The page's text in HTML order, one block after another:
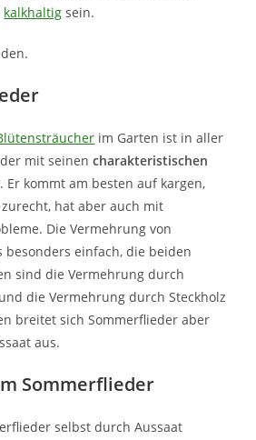
kalkhaltig sein.
im Garten ist in aller
mit seinencharakteristischen
. Er kommt am besten auf kargen,
hat aber auch mit
Die Vermehrung von
besonders einfach, die beiden
sind die Vermehrung durch
die Vermehrung durch Steckholz
breitet sich Sommerflieder aber
aus.
Sommerflieder
selbst durch Aussaat